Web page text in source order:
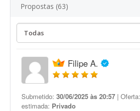
Propostas (63)
Filipe A.
Submetido: 30/06/2025 às 20:57 | Oferta:
estimada: Privado